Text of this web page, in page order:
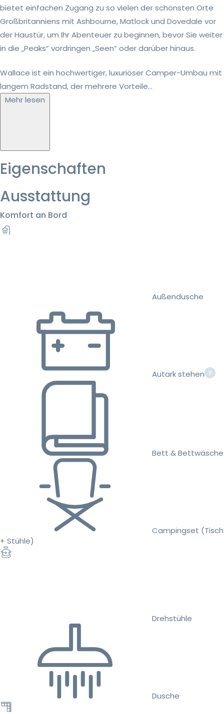
bietet einfachen Zugang zu so vielen der schönsten Orte
Großbritanniens mit Ashbourne, Matlock und Dovedale vor
der Haustür, um Ihr Abenteuer zu beginnen, bevor Sie weiter
in die „Peaks“ vordringen „Seen“ oder darüber hinaus.
Wallace ist ein hochwertiger, luxuriöser Camper-Umbau mit
langem Radstand, der mehrere Vorteile...
Mehr lesen
Eigenschaften
Ausstattung
Komfort an Bord
Außendusche
Autark stehen
Bett & Bettwäsche
Campingset (Tisch
+ Stühle)
Drehstühle
Dusche